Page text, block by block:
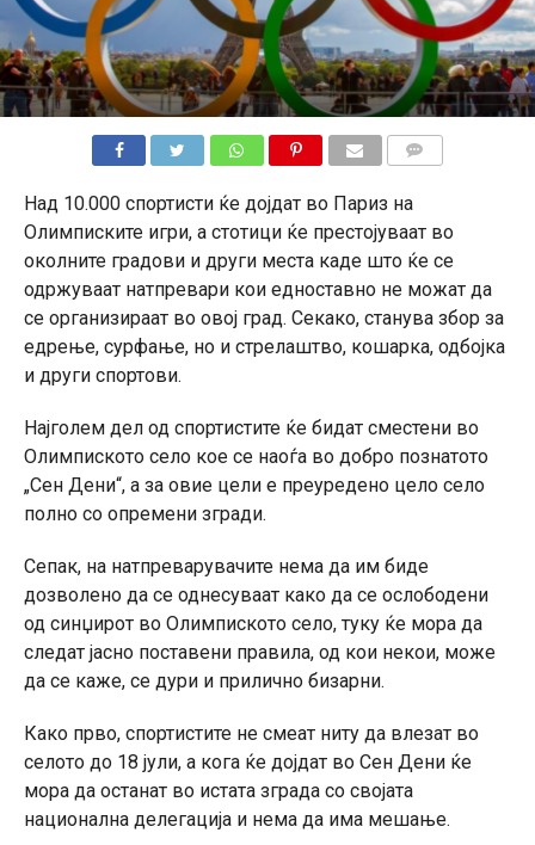
Над 10.000 спортисти ќе дојдат во Париз на
Олимписките игри, а стотици ќе престојуваат во
околните градови и други места каде што ќе се
одржуваат натпревари кои едноставно не можат да
се организираат во овој град. Секако, станува збор за
едрење, сурфање, но и стрелаштво, кошарка, одбојка
и други спортови.
Најголем дел од спортистите ќе бидат сместени во
Олимпиското село кое се наоѓа во добро познатото
„Сен Дени“, а за овие цели е преуредено цело село
полно со опремени згради.
Сепак, на натпреварувачите нема да им биде
дозволено да се однесуваат како да се ослободени
од синџирот во Олимпиското село, туку ќе мора да
следат јасно поставени правила, од кои некои, може
да се каже, се дури и прилично бизарни.
Како прво, спортистите не смеат ниту да влезат во
селото до 18 јули, а кога ќе дојдат во Сен Дени ќе
мора да останат во истата зграда со својата
национална делегација и нема да има мешање.